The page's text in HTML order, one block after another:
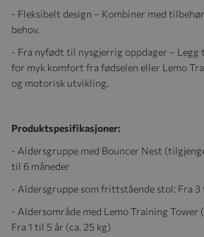
- Fleksibelt design – Kombiner med
behov.
- Fra nyfødt til nysgjerrig oppdager – Legg
for myk komfort fra fødselen eller Lemo
og motorisk utvikling.
Produktspesifikasjoner:
- Aldersgruppe med Bouncer Nest
til 6 måneder
- Aldersgruppe som frittstående stol: Fra 3
- Aldersområde med Lemo Training Tower
Fra 1 til 5 år (ca. 25 kg)